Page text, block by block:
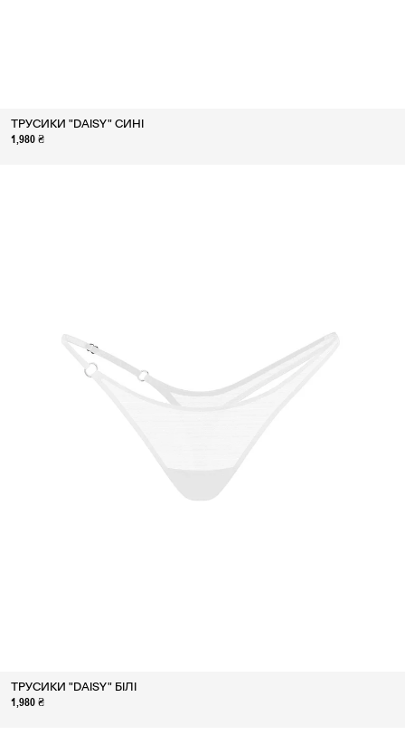
ТРУСИКИ "DAISY" СИНІ
1,980 ₴
ТРУСИКИ "DAISY" БІЛІ
1,980 ₴